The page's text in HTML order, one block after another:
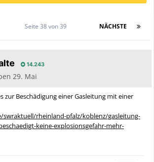
NÄCHSTE
Seite 38 von 39
14.243
29. Mai
zur Beschädigung einer Gasleitung mit einer
swraktuell/rheinland-pfalz/koblenz/gasleitung-
keine-explosionsgefahr-mehr-